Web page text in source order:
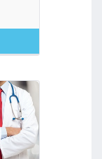
Voir